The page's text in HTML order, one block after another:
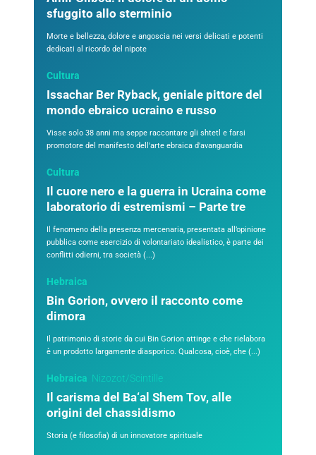
sfuggito allo sterminio
Morte e bellezza, dolore e angoscia nei versi delicati e potenti
dedicati al ricordo del nipote
Cultura
Issachar Ber Ryback, geniale pittore del
mondo ebraico ucraino e russo
Visse solo 38 anni ma seppe raccontare gli shtetl e farsi
promotore del manifesto dell'arte ebraica d'avanguardia
Cultura
Il cuore nero e la guerra in Ucraina come
laboratorio di estremismi – Parte tre
Il fenomeno della presenza mercenaria, presentata all’opinione
pubblica come esercizio di volontariato idealistico, è parte dei
conflitti odierni, tra società (...)
Hebraica
Bin Gorion, ovvero il racconto come
dimora
Il patrimonio di storie da cui Bin Gorion attinge e che rielabora
è un prodotto largamente diasporico. Qualcosa, cioè, che (...)
Hebraica Nizozot/Scintille
Il carisma del Ba‘al Shem Tov, alle
origini del chassidismo
Storia (e filosofia) di un innovatore spirituale